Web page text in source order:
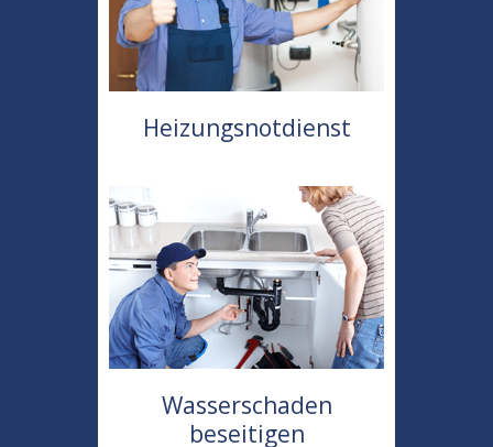
Heizungsnotdienst
Wasserschaden
beseitigen